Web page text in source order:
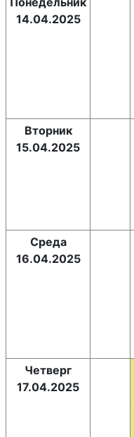
14.04.2025
Вторник
15.04.2025
Среда
16.04.2025
Четверг
17.04.2025